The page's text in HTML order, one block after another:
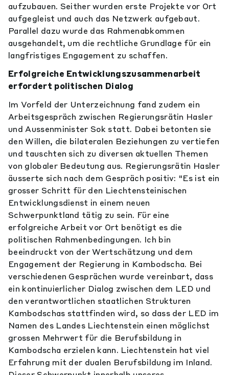
aufzubauen. Seither wurden erste Projekte vor Ort
aufgegleist und auch das Netzwerk aufgebaut.
Parallel dazu wurde das Rahmenabkommen
ausgehandelt, um die rechtliche Grundlage für ein
langfristiges Engagement zu schaffen.
Erfolgreiche Entwicklungszusammenarbeit
erfordert politischen Dialog
Im Vorfeld der Unterzeichnung fand zudem ein
Arbeitsgespräch zwischen Regierungsrätin Hasler
und Aussenminister Sok statt. Dabei betonten sie
den Willen, die bilateralen Beziehungen zu vertiefen
und tauschten sich zu diversen aktuellen Themen
von globaler Bedeutung aus. Regierungsrätin Hasler
äusserte sich nach dem Gespräch positiv: "Es ist ein
grosser Schritt für den Liechtensteinischen
Entwicklungsdienst in einem neuen
Schwerpunktland tätig zu sein. Für eine
erfolgreiche Arbeit vor Ort benötigt es die
politischen Rahmenbedingungen. Ich bin
beeindruckt von der Wertschätzung und dem
Engagement der Regierung in Kambodscha. Bei
verschiedenen Gesprächen wurde vereinbart, dass
ein kontinuierlicher Dialog zwischen dem LED und
den verantwortlichen staatlichen Strukturen
Kambodschas stattfinden wird, so dass der LED im
Namen des Landes Liechtenstein einen möglichst
grossen Mehrwert für die Berufsbildung in
Kambodscha erzielen kann. Liechtenstein hat viel
Erfahrung mit der dualen Berufsbildung im Inland.